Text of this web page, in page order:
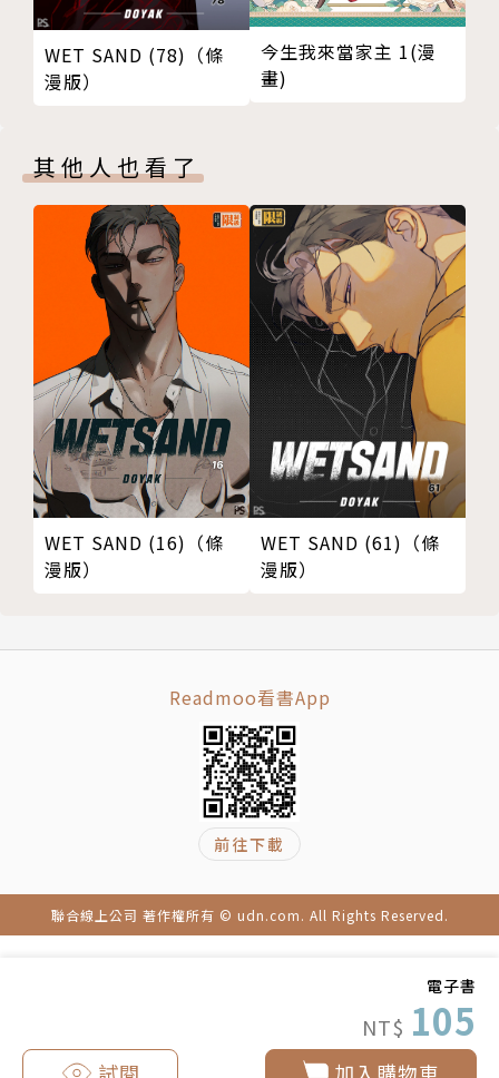
電子書
NT$ 105
WET SAND (78)（條
漫版）
今生我來當家主 1(漫
畫)
其他人也看了
WET SAND (16)（條
漫版）
WET SAND (61)（條
漫版）
Readmoo看書App
前往下載
聯合線上公司 著作權所有 © udn.com. All Rights Reserved.